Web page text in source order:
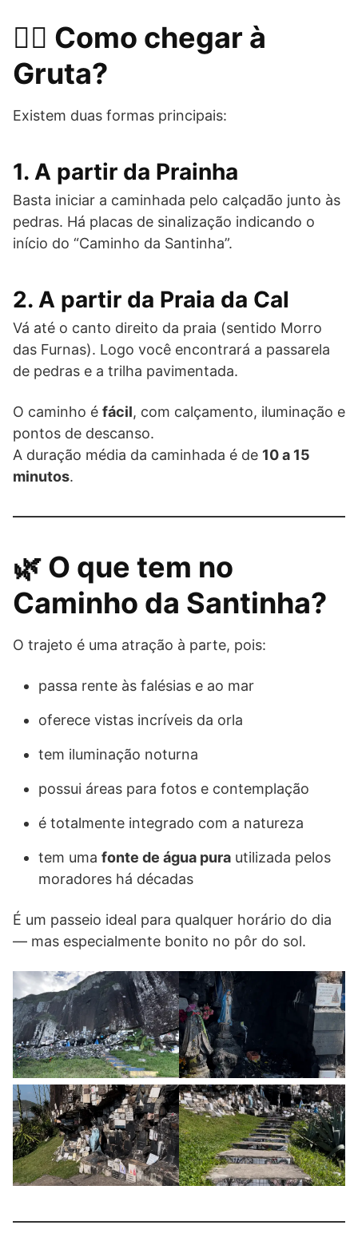
🚶‍♂️ Como chegar à
Gruta?
Existem duas formas principais:
1. A partir da Prainha
Basta iniciar a caminhada pelo calçadão junto às
pedras. Há placas de sinalização indicando o
início do “Caminho da Santinha”.
2. A partir da Praia da Cal
Vá até o canto direito da praia (sentido Morro
das Furnas). Logo você encontrará a passarela
de pedras e a trilha pavimentada.
O caminho é fácil, com calçamento, iluminação e
pontos de descanso.
A duração média da caminhada é de 10 a 15
minutos.
🌿 O que tem no
Caminho da Santinha?
O trajeto é uma atração à parte, pois:
passa rente às falésias e ao mar
oferece vistas incríveis da orla
tem iluminação noturna
possui áreas para fotos e contemplação
é totalmente integrado com a natureza
tem uma fonte de água pura utilizada pelos
moradores há décadas
É um passeio ideal para qualquer horário do dia
— mas especialmente bonito no pôr do sol.